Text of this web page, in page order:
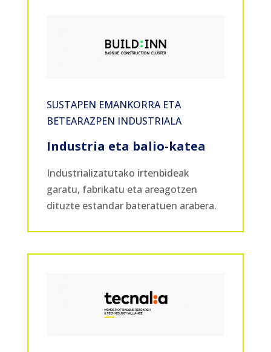
SUSTAPEN EMANKORRA ETA
BETEARAZPEN INDUSTRIALA
Industria eta balio-katea
Industrializatutako irtenbideak
garatu, fabrikatu eta areagotzen
dituzte estandar bateratuen arabera.